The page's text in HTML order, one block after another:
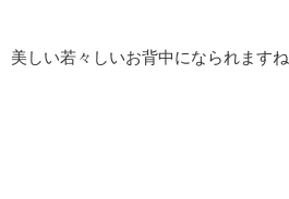
美しい若々しいお背中になられますね